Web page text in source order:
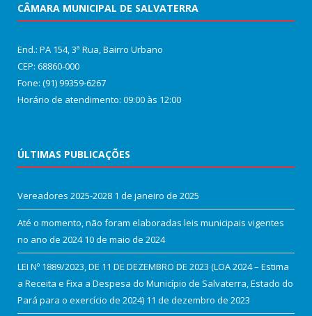
CÂMARA MUNICIPAL DE SALVATERRA
End.: PA 154, 3ª Rua, Bairro Urbano
CEP: 68860‑000
Fone: (91) 99359-6267
Horário de atendimento: 09:00 às 12:00
ÚLTIMAS PUBLICAÇÕES
Vereadores 2025-2028 1 de janeiro de 2025
Até o momento, não foram elaboradas leis municipais vigentes
no ano de 2024 10 de maio de 2024
LEI Nº 1889/2023, DE 11 DE DEZEMBRO DE 2023 (LOA 2024 – Estima
a Receita e Fixa a Despesa do Município de Salvaterra, Estado do
Pará para o exercício de 2024) 11 de dezembro de 2023